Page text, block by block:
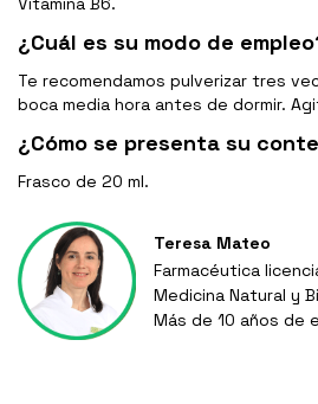
¿Cuál es su modo de
Te recomendamos pulverizar tres
boca media hora antes de dormir.
¿Cómo se presenta su
Frasco de 20 ml.
Teresa Mateo
Farmacéutica
Medicina Natural y
Más de 10 años de